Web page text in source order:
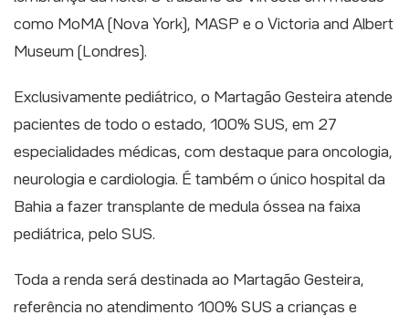
como MoMA (Nova York), MASP e o Victoria and Albert
Museum (Londres).
Exclusivamente pediátrico, o Martagão Gesteira atende
pacientes de todo o estado, 100% SUS, em 27
especialidades médicas, com destaque para oncologia,
neurologia e cardiologia. É também o único hospital da
Bahia a fazer transplante de medula óssea na faixa
pediátrica, pelo SUS.
Toda a renda será destinada ao Martagão Gesteira,
referência no atendimento 100% SUS a crianças e